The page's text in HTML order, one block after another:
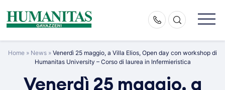
content
Home » News » Venerdì 25 maggio, a Villa Elios, Open day con workshop di
Humanitas University – Corso di laurea in Infermieristica
Venerdì 25 maggio, a